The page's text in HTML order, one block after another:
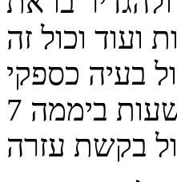
ועוד וכול זה
בעיה כספקי
שירותים נשמח לעמוד לשירותכם. אנו זמינים 24 שעות ביממה 7